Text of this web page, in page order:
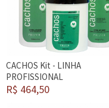
CACHOS Kit - LINHA
PROFISSIONAL
R$ 464,50